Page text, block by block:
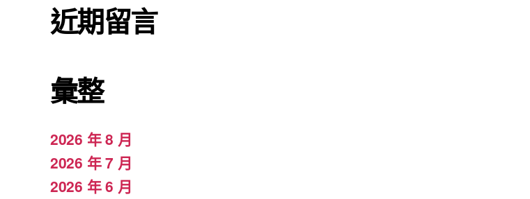
近期留言
彙整
2026 年 8 月
2026 年 7 月
2026 年 6 月